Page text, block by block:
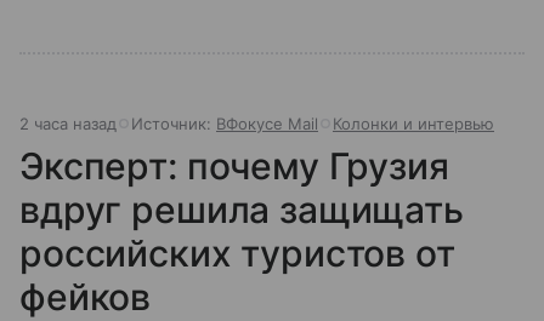
2 часа назад Источник: ВФокусе Mail Колонки и интервью
Эксперт: почему Грузия
вдруг решила защищать
российских туристов от
фейков